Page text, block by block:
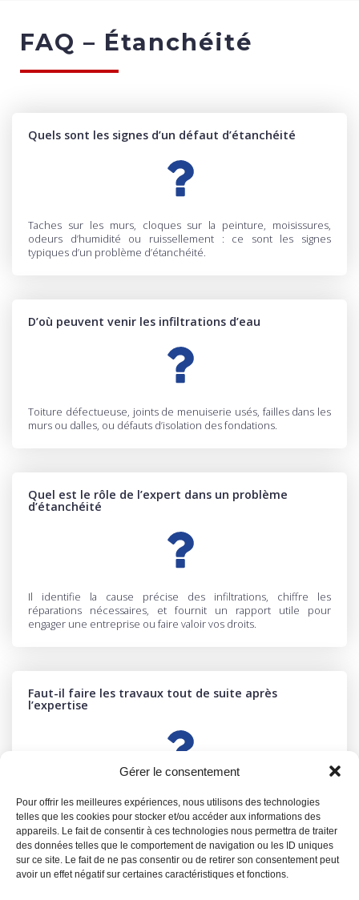
Gérer le consentement
Pour offrir les meilleures expériences, nous utilisons des technologies
telles que les cookies pour stocker et/ou accéder aux informations des
appareils. Le fait de consentir à ces technologies nous permettra de traiter
des données telles que le comportement de navigation ou les ID uniques
sur ce site. Le fait de ne pas consentir ou de retirer son consentement peut
avoir un effet négatif sur certaines caractéristiques et fonctions.
FAQ – Étanchéité
Quels sont les signes d’un défaut d’étanchéité
Taches sur les murs, cloques sur la peinture, moisissures,
odeurs d’humidité ou ruissellement : ce sont les signes
typiques d’un problème d’étanchéité.
D’où peuvent venir les infiltrations d’eau
Toiture défectueuse, joints de menuiserie usés, failles dans les
murs ou dalles, ou défauts d’isolation des fondations.
Quel est le rôle de l’expert dans un problème
d’étanchéité
Il identifie la cause précise des infiltrations, chiffre les
réparations nécessaires, et fournit un rapport utile pour
engager une entreprise ou faire valoir vos droits.
Faut-il faire les travaux tout de suite après
l’expertise
Pas forcément. Vous pouvez prendre le temps de comparer les
devis ou entamer une procédure si une entreprise est en
cause.